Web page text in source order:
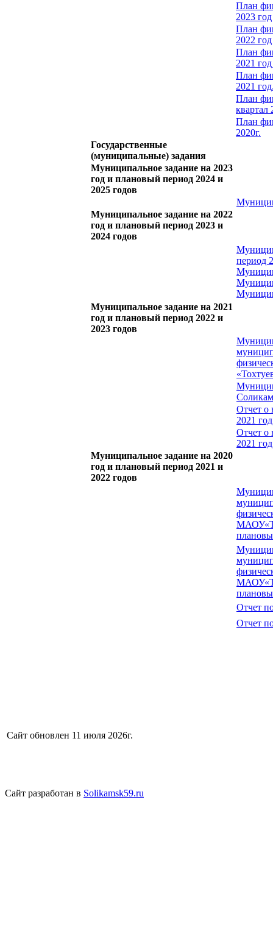
План
2023 год
План
2022 год
План
2021
План
2021
План
квартал
План
2020г.
Государственные
(муниципальные) задания
Муниципальное задание на 2023
год и плановый период 2024 и
2025 годов
Муниципальное задание на 2022
год и плановый период 2023 и
2024 годов
период
Муниципальное задание на 2021
год и плановый период 2022 и
2023 годов
Отчет о
2021
Отчет о
2021 год
Муниципальное задание на 2020
год и плановый период 2021 и
2022 годов
Отчет
Отчет
Сайт обновлен 11 июля 2026г.
Сайт разработан в Solikamsk59.ru